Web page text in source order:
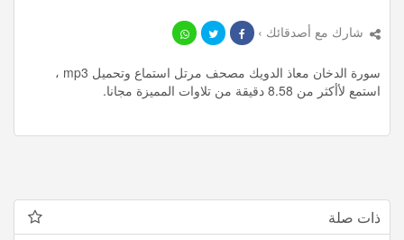
شارك مع أصدقائك ›
سورة الدخان معاذ الدويك مصحف مرتل استماع وتحميل mp3 ،
استمع لأأكثر من 8.58 دقيقة من تلاوات المميزة مجانا.
ذات صلة